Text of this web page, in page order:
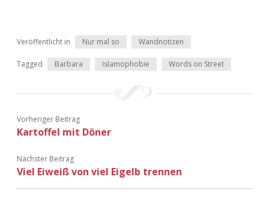
Adventskalender 2022
Adventskalender 2023
Veröffentlicht in Nur mal so Wandnotizen
Tagged Barbara Islamophobie Words on Street
Vorheriger Beitrag
Kartoffel mit Döner
Nächster Beitrag
Viel Eiweiß von viel Eigelb trennen